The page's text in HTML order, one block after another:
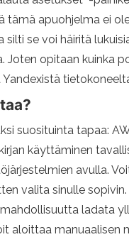
tämä apuohjelma ei
se voi häiritä
Joten opitaan kuinka
suosituinta tapaa:
käyttäminen
avulla.
valita sinulle sopivin.
ladata
aloittaa manuaalisen